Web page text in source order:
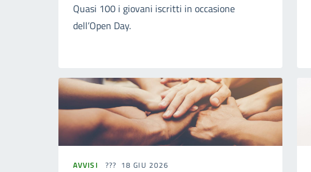
Quasi 100 i giovani iscritti in occasione
dell’Open Day.
AVVISI 18 GIU 2026